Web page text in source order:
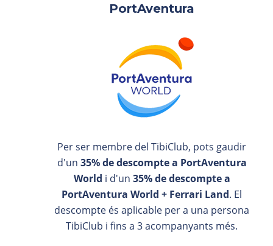
PortAventura
Per ser membre del TibiClub, pots gaudir
d'un 35% de descompte a PortAventura
World i d'un 35% de descompte a
PortAventura World + Ferrari Land. El
descompte és aplicable per a una persona
TibiClub i fins a 3 acompanyants més.